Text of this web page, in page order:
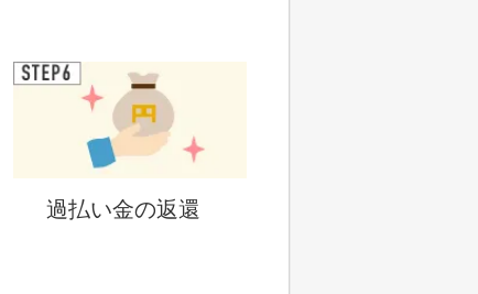
過払い金の返還